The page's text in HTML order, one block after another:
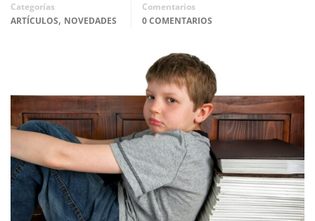
Categorías
ARTÍCULOS, NOVEDADES
Comentarios
0 COMENTARIOS